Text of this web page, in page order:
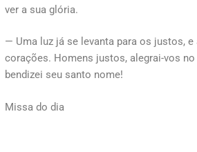
ver a sua glória.
— Uma luz já se levanta para os justos,
corações. Homens justos, alegrai-vos no
bendizei seu santo nome!
Missa do dia